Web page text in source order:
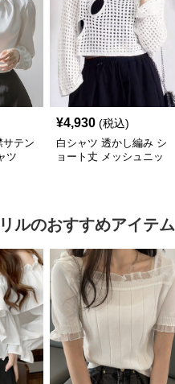
サテン
ツ
¥4,930 (税込)
白シャツ 透かし編み シ
ョート丈 メッシュニッ
ルのおすすめアイテム